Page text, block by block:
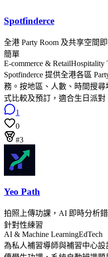
Spotfinderce
全港 Party Room 及共享空間
簡單
E-commerce & RetailHospitality
Spotfinderce 提供全港各區
務。按地區、人數、時間搜
式比較及預訂，適合生日派對
1
0
#3
Yeo Path
拍照上傳功課，AI 即時分析
針對性練習
AI & Machine LearningEdTech
為私人補習導師與補習中心